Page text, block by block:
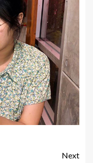
Next